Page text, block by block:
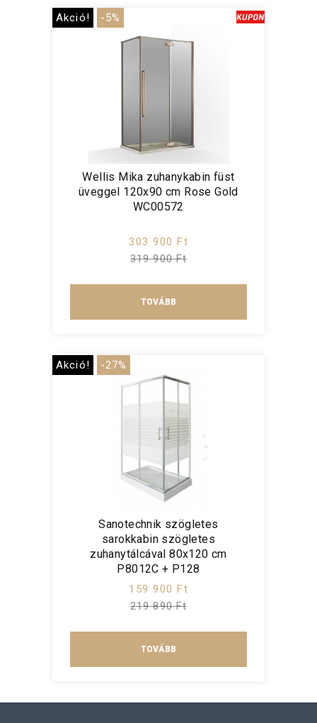
Akció! -5%
Wellis Mika zuhanykabin füst
üveggel 120x90 cm Rose Gold
WC00572
303 900 Ft
319 900 Ft
TOVÁBB
Akció! -27%
Sanotechnik szögletes
sarokkabin szögletes
zuhanytálcával 80x120 cm
P8012C + P128
159 900 Ft
219 890 Ft
TOVÁBB